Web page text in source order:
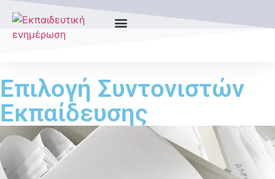
Επιλογή Συντονιστών
Εκπαίδευσης